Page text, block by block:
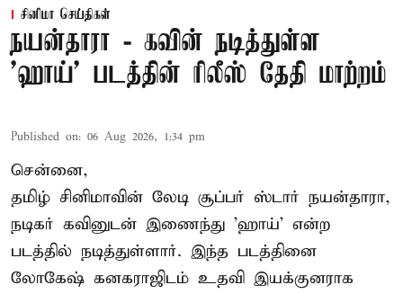
சினிமா செய்திகள்
நயன்தாரா - கவின் நடித்துள்ள
'ஹாய்' படத்தின் ரிலீஸ் தேதி மாற்றம்
Published on: 06 Aug 2026, 1:34 pm
சென்னை,
தமிழ் சினிமாவின் லேடி சூப்பர் ஸ்டார் நயன்தாரா,
நடிகர் கவினுடன் இணைந்து 'ஹாய்' என்ற
படத்தில் நடித்துள்ளார். இந்த படத்தினை
லோகேஷ் கனகராஜிடம் உதவி இயக்குனராக